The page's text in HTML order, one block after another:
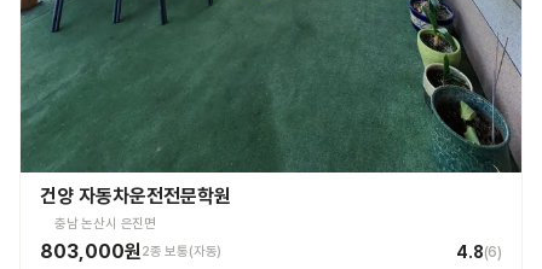
건양 자동차운전전문학원
충남 논산시 은진면
803,000원 2종 보통(자동) 4.8(6)